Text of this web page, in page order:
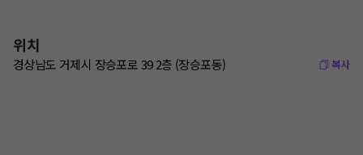
위치
경상남도 거제시 장승포로 39 2층 (장승포동) 복사